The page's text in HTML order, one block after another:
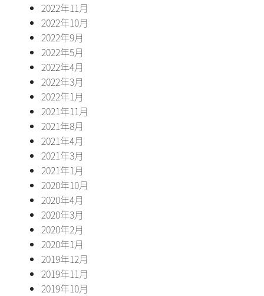
2022年11月
2022年10月
2022年9月
2022年5月
2022年4月
2022年3月
2022年1月
2021年11月
2021年8月
2021年4月
2021年3月
2021年1月
2020年10月
2020年4月
2020年3月
2020年2月
2020年1月
2019年12月
2019年11月
2019年10月